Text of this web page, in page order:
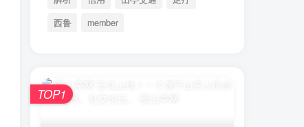
西鲁
member
TOP1